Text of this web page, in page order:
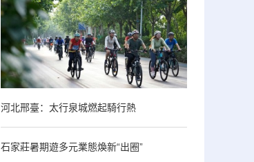
河北邢臺：太行泉城燃起騎行熱
石家莊暑期遊多元業態煥新“出圈”